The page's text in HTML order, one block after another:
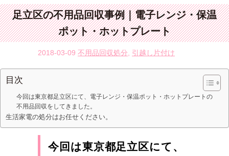
足立区の不用品回収事例｜電子レンジ・保温
ポット・ホットプレート
2018-03-09 不用品回収処分 引越し片付け
目次
今回は東京都足立区にて、電子レンジ・保温ポット・ホットプレートの
不用品回収をしてきました。
生活家電の処分はお任せください。
今回は東京都足立区にて、